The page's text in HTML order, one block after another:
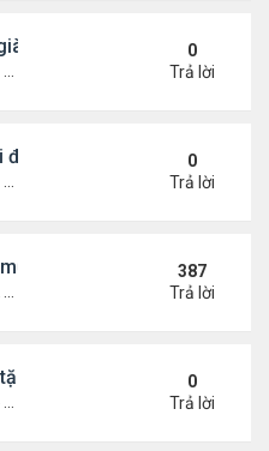
nhất thế giới
0
Trả lời
hát ở tuổi 70
0
Trả lời
lời khen BTS
387
Trả lời
tôi khu vườn tình yêu'
0
Trả lời